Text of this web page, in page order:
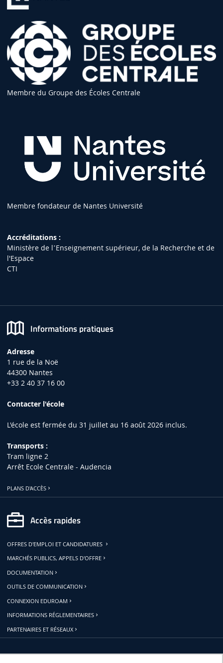
Membre du Groupe des Écoles Centrale
Membre fondateur de Nantes Université
Accréditations :
Ministère de lʼEnseignement supérieur, de la Recherche et de
l'Espace
CTI
Informations pratiques
Adresse
1 rue de la Noë
44300 Nantes
+33 2 40 37 16 00
Contacter l'école
L'école est fermée du 31 juillet au 16 août 2026 inclus.
Transports :
Tram ligne 2
Arrêt Ecole Centrale - Audencia
PLANS D'ACCÈS
Accès rapides
OFFRES D'EMPLOI ET CANDIDATURES
MARCHÉS PUBLICS, APPELS D'OFFRE
DOCUMENTATION
OUTILS DE COMMUNICATION
CONNEXION EDUROAM
INFORMATIONS RÉGLEMENTAIRES
PARTENAIRES ET RÉSEAUX